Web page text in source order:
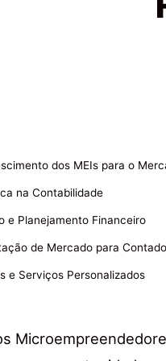
dos MEIs para o
na Contabilidade
e Planejamento Financeiro
de Mercado para
e Serviços Personalizados